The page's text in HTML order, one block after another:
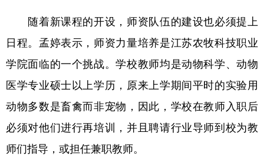
随着新课程的开设，师资队伍的建设也必须提上
日程。孟婷表示，师资力量培养是江苏农牧科技职业
学院面临的一个挑战。学校教师均是动物科学、动物
医学专业硕士以上学历，原来上学期间平时的实验用
动物多数是畜禽而非宠物，因此，学校在教师入职后
必须对他们进行再培训，并且聘请行业导师到校为教
师们指导，或担任兼职教师。